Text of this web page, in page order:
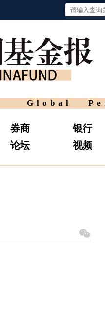
Global
券商
论坛
银行
视频